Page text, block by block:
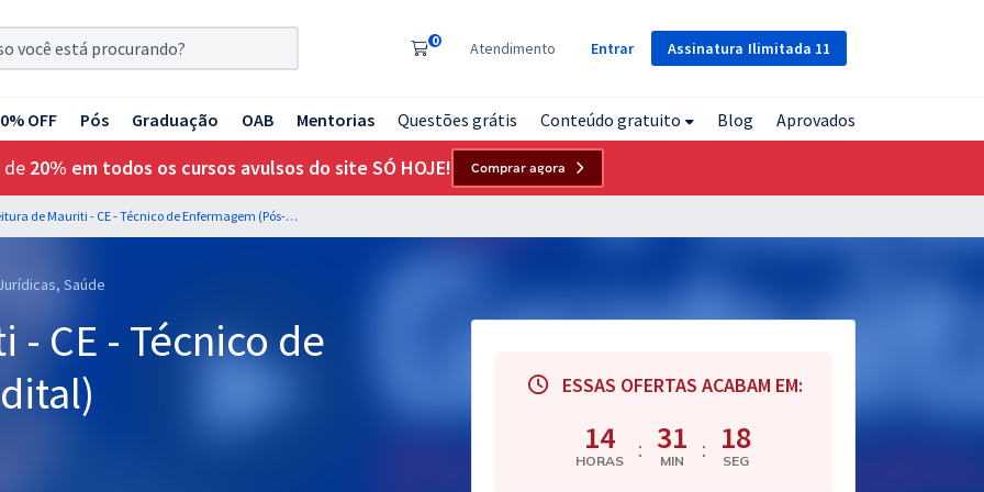
Assinatura Ilimitada 11
0 Atendimento Entrar
OFF Pós Graduação OAB Mentorias Questões grátis Conteúdo gratuito Blog Aprovados
de 20% em todos os cursos avulsos do site SÓ HOJE! Comprar agora
Prefeitura de Mauriti - CE - Técnico de Enfermagem (Pós-Edital)
Saúde
CE - Técnico de
ESSAS OFERTAS ACABAM EM:
14
HORAS : 31
MIN : 17
SEG